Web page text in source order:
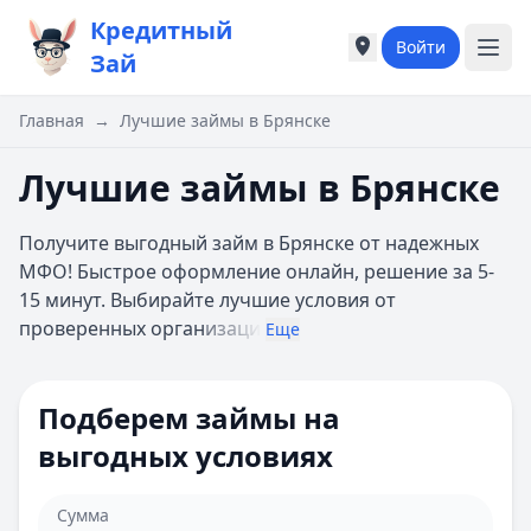
Кредитный
Зай
Города России
Екатеринбург
Казань
Астрахань
Б
Барнаул
Города России
Екатеринбург
Казань
Астрахань
Б
Барнаул
Войти
Главная → Лучшие займы в Брянске
Лучшие займы в Брянске
Получите выгодный займ в Брянске от надежных
МФО! Быстрое оформление онлайн, решение за 5-
15 минут. Выбирайте лучшие условия от
проверенных организаци Еще
Подберем займы на
выгодных условиях
Сумма